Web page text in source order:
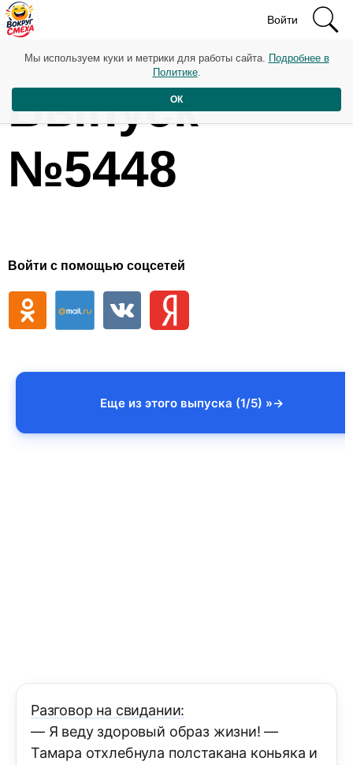
Войти
Выпуск
№5448
Войти с помощью соцсетей
Еще из этого выпуска (1/5) »
Разговор на свидании:
— Я веду здоровый образ жизни! —
Тамара отхлебнула полстакана коньяка и
Мы используем куки и метрики для работы сайта. Подробнее в
Политике.
ОК